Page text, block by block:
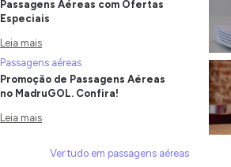
Passagens Aéreas com Ofertas
Especiais
Leia mais
Passagens aéreas
Promoção de Passagens Aéreas
no MadruGOL. Confira!
Leia mais
Ver tudo em passagens aéreas